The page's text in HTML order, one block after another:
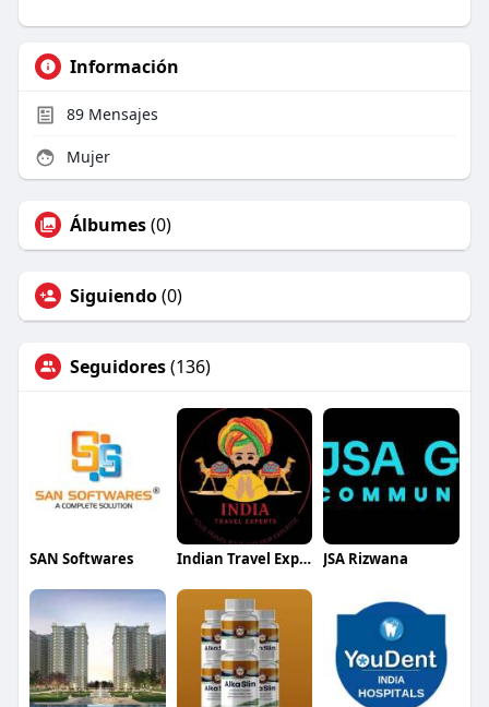
Información
89Mensajes
Mujer
Álbumes(0)
Siguiendo(0)
Seguidores(136)
SAN Softwares Indian Travel Experts JSA Rizwana